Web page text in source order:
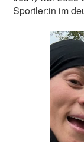
Sportler:in im